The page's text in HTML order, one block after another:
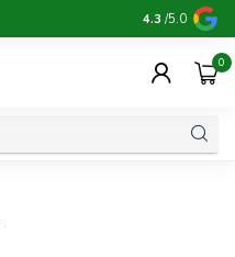
Voor 16:00
4.3 /5.0
0